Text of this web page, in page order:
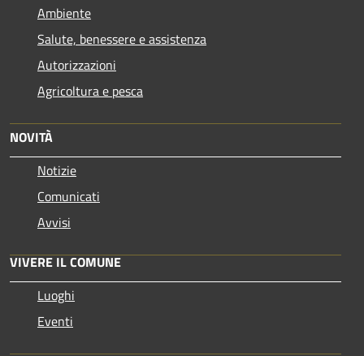
Ambiente
Salute, benessere e assistenza
Autorizzazioni
Agricoltura e pesca
NOVITÀ
Notizie
Comunicati
Avvisi
VIVERE IL COMUNE
Luoghi
Eventi